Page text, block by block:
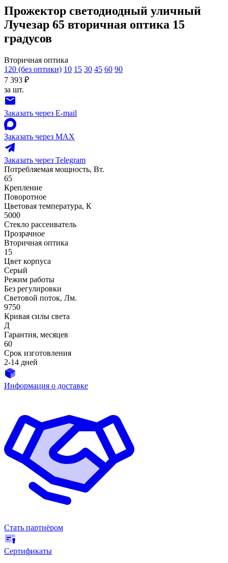
Прожектор светодиодный уличный
Лучезар 65 вторичная оптика 15
градусов
Вторичная оптика
120 (без оптики) 10 15 30 45 60 90
7 393 ₽
за шт.
Заказать через E-mail
Заказать через MAX
Заказать через Telegram
Потребляемая мощность, Вт.
65
Крепление
Поворотное
Цветовая температура, К
5000
Стекло рассеиватель
Прозрачное
Вторичная оптика
15
Цвет корпуса
Серый
Режим работы
Без регулировки
Световой поток, Лм.
9750
Кривая силы света
Д
Гарантия, месяцев
60
Срок изготовления
2-14 дней
Информация о доставке
Стать партнёром
Сертификаты